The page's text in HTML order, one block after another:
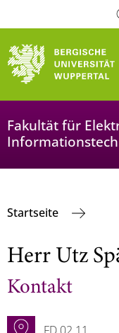
Fakultät für
Startseite
Herr Utz
Kontakt